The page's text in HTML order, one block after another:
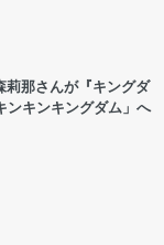
莉那さんが『キングダ
ンキンキングダム」へ